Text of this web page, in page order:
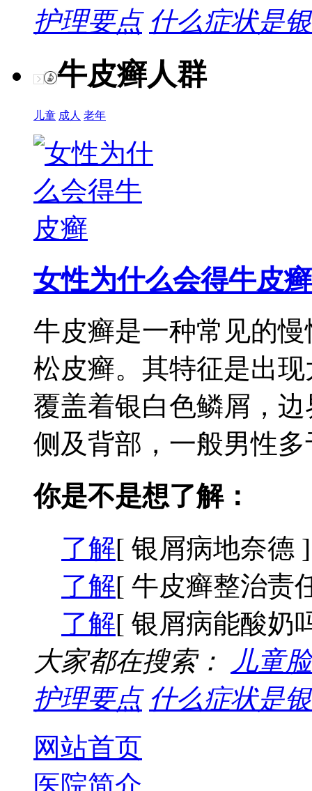
护理要点 什么症状是
牛皮癣人群
儿童 成人 老年
女性为什么会得牛皮癣
牛皮癣是一种常见的
松皮癣。其特征是出
覆盖着银白色鳞屑，
侧及背部，一般男性
你是不是想了解：
了解[ 银屑病地奈德 ]
了解[ 牛皮癣整治责
了解[ 银屑病能酸奶
大家都在搜索：
儿童
护理要点 什么症状是
网站首页